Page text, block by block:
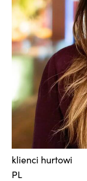
klienci hurtowi
PL